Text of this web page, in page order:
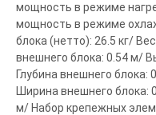
мощность в режиме
мощность в режиме
блока (нетто): 26.5 кг/
внешнего блока: 0.54 м/
Глубина внешнего блока:
Ширина внешнего блока:
м/ Набор крепежных